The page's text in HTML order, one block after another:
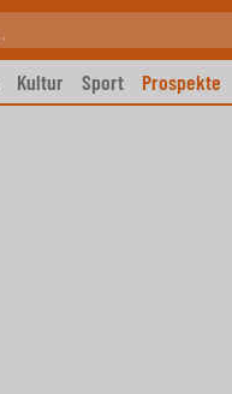
Kultur Sport Prospekte